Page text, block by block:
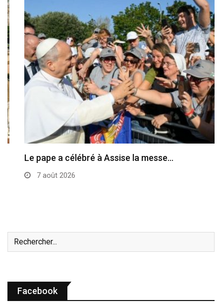
Le pape a célébré à Assise la messe…
7 août 2026
Facebook